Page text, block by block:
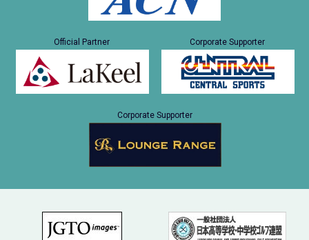
Official Partner Corporate Supporter
Corporate Supporter